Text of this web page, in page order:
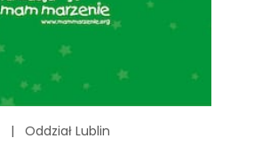
| Oddział Lublin